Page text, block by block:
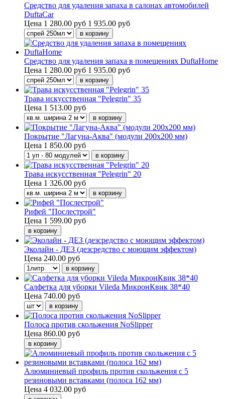
Средство для удаления запаха в салонах автомобилей
DuftaCar
Цена 1 280.00 руб 1 935.00 руб
Средство для удаления запаха в помещениях DuftaHome
Цена 1 280.00 руб 1 935.00 руб
Трава искусственная "Pelegrin" 35
Цена 1 513.00 руб
Покрытие "Лагуна-Аква" (модули 200х200 мм)
Цена 1 850.00 руб
Трава искусственная "Pelegrin" 20
Цена 1 326.00 руб
Рифей "Послестрой"
Цена 1 599.00 руб
Эколайн - ДЕЗ (дезсредство с моющим эффектом)
Цена 240.00 руб
Салфетка для уборки Vileda МикронКвик 38*40
Цена 740.00 руб
Полоса против скольжения NoSlipper
Цена 860.00 руб
Алюминиевый профиль против скольжения с 5
резиновыми вставками (полоса 162 мм)
Цена 4 032.00 руб